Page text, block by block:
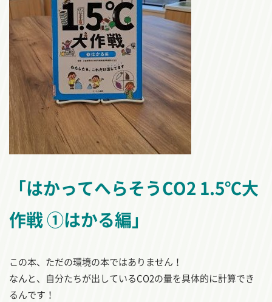
「はかってへらそうCO2 1.5℃大
作戦 ①はかる編」
この本、ただの環境の本ではありません！
なんと、自分たちが出しているCO2の量を具体的に計算でき
るんです！